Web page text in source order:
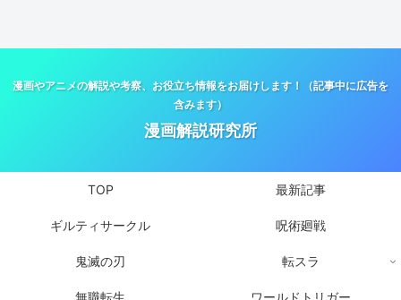
漫画やアニメの解説や考察、お役立ち情報をお届けします！（記事中に広告を
含みます）
漫画解説研究所
TOP 最新記事
ギルティサークル 呪術廻戦
鬼滅の刃 転スラ